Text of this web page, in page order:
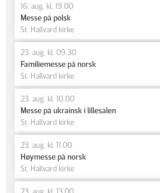
16. aug. kl. 19.00
Messe på polsk
St. Hallvard kirke
23. aug. kl. 09.30
Familiemesse på norsk
St. Hallvard kirke
23. aug. kl. 10.00
Messe på ukrainsk i lillesalen
St. Hallvard kirke
23. aug. kl. 11.00
Høymesse på norsk
St. Hallvard kirke
23. aug. kl. 13.00